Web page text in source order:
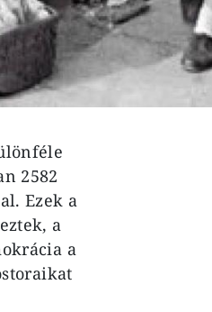
2582
Ezek a
a
a